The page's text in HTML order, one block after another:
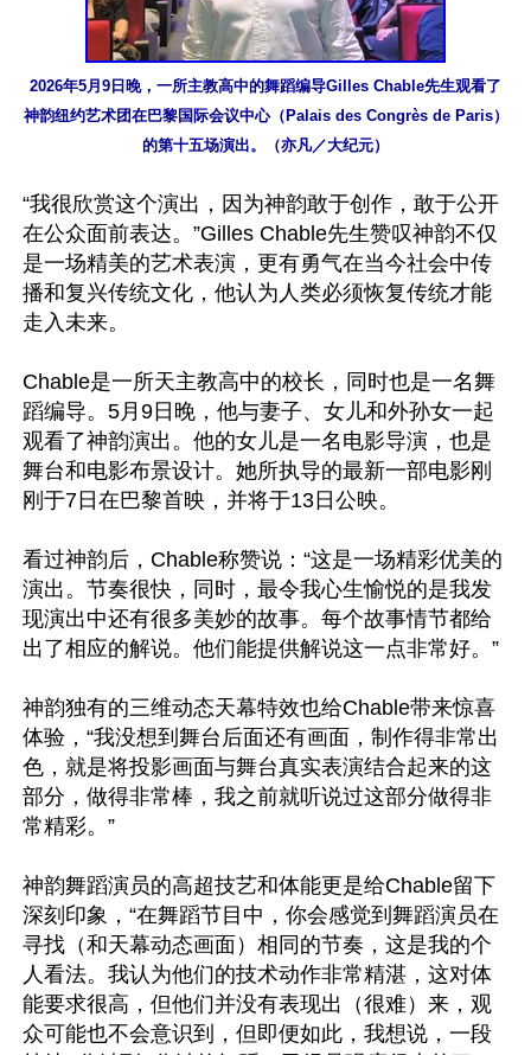
2026年5月9日晚，一所主教高中的舞蹈编导Gilles Chable先生观看了
神韵纽约艺术团在巴黎国际会议中心（Palais des Congrès de Paris）
的第十五场演出。（亦凡／大纪元）
“我很欣赏这个演出，因为神韵敢于创作，敢于公开
在公众面前表达。”Gilles Chable先生赞叹神韵不仅
是一场精美的艺术表演，更有勇气在当今社会中传
播和复兴传统文化，他认为人类必须恢复传统才能
走入未来。
Chable是一所天主教高中的校长，同时也是一名舞
蹈编导。5月9日晚，他与妻子、女儿和外孙女一起
观看了神韵演出。他的女儿是一名电影导演，也是
舞台和电影布景设计。她所执导的最新一部电影刚
刚于7日在巴黎首映，并将于13日公映。
看过神韵后，Chable称赞说：“这是一场精彩优美的
演出。节奏很快，同时，最令我心生愉悦的是我发
现演出中还有很多美妙的故事。每个故事情节都给
出了相应的解说。他们能提供解说这一点非常好。”
神韵独有的三维动态天幕特效也给Chable带来惊喜
体验，“我没想到舞台后面还有画面，制作得非常出
色，就是将投影画面与舞台真实表演结合起来的这
部分，做得非常棒，我之前就听说过这部分做得非
常精彩。”
神韵舞蹈演员的高超技艺和体能更是给Chable留下
深刻印象，“在舞蹈节目中，你会感觉到舞蹈演员在
寻找（和天幕动态画面）相同的节奏，这是我的个
人看法。我认为他们的技术动作非常精湛，这对体
能要求很高，但他们并没有表现出（很难）来，观
众可能也不会意识到，但即便如此，我想说，一段